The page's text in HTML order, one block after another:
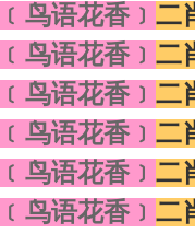
﹝鸟语花香﹞ 二
﹝鸟语花香﹞ 二
﹝鸟语花香﹞ 二
﹝鸟语花香﹞ 二
﹝鸟语花香﹞ 二
﹝鸟语花香﹞ 二